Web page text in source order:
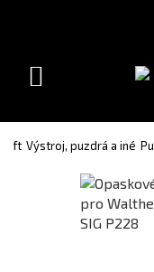
(Czech)version
Toggle
Výstroj, puzdrá a iné